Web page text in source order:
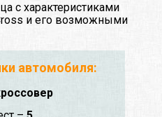
с характеристиками
и его возможными
автомобиля: